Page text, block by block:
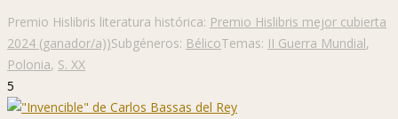
Premio Hislibris literatura histórica: Premio Hislibris mejor cubierta
2024 (ganador/a))Subgéneros: BélicoTemas: II Guerra Mundial,
Polonia, S. XX
5